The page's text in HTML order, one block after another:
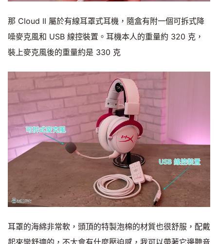
那 Cloud II 屬於有線耳罩式耳機，隨盒有附一個可拆式降
噪麥克風和 USB 線控裝置。耳機本人的重量約 320 克，
裝上麥克風後的重量約是 330 克
耳罩的海綿非常軟，頭頂的特製泡棉的材質也很舒服，配戴
起來蠻舒適的，不太會有什麼壓迫感，我可以帶著它邊聽音